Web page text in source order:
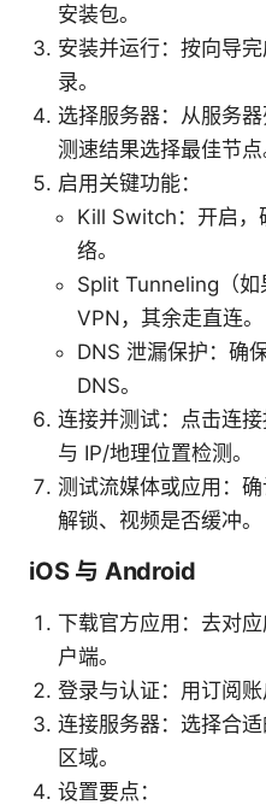
安装包。
安装并运行：按向导
录。
选择服务器：从服务
测速结果选择最佳节点
启用关键功能：
Kill Switch：开启，
络。
Split Tunneling（如
VPN，其余走直连。
DNS 泄漏保护：确
DNS。
连接并测试：点击连
与 IP/地理位置检测。
测试流媒体或应用：
解锁、视频是否缓冲。
iOS 与 Android
下载官方应用：去对
户端。
登录与认证：用订阅账
连接服务器：选择合
区域。
设置要点：